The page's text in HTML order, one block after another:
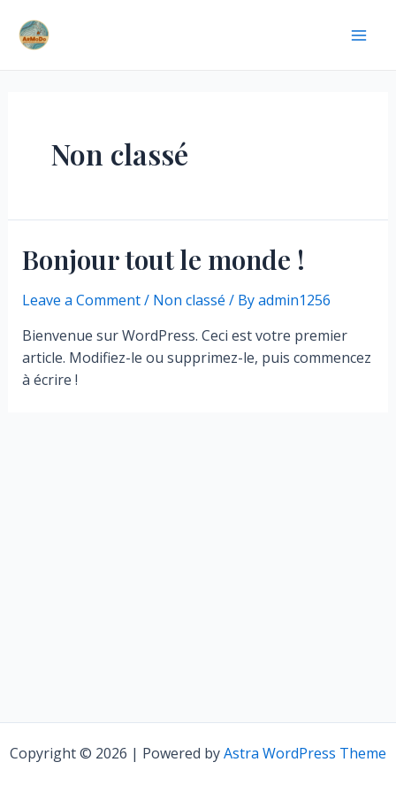
content
Non classé
Bonjour tout le monde !
Leave a Comment/ Non classé / Byadmin1256
Bienvenue sur WordPress. Ceci est votre premier
article. Modifiez-le ou supprimez-le, puis commencez
à écrire !
Copyright © 2026 | Powered byAstra WordPress Theme